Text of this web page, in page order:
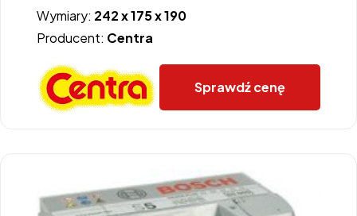
Wymiary: 242 x 175 x 190
Producent: Centra
Sprawdź cenę